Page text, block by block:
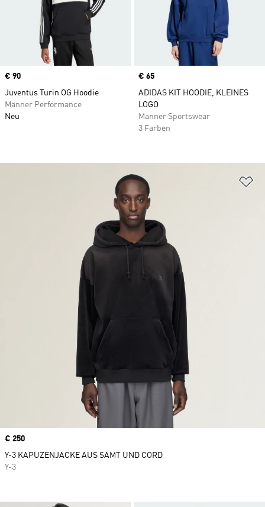
Price
€ 90
Juventus Turin OG Hoodie
Männer Performance
Neu
Price
€ 65
ADIDAS KIT HOODIE, KLEINES
LOGO
Männer Sportswear
3 Farben
Price
€ 250
Y-3 KAPUZENJACKE AUS SAMT UND CORD
Y-3